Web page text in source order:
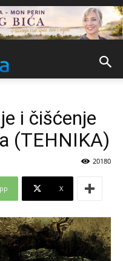
i čišćenje
(TEHNIKA)
20180
X